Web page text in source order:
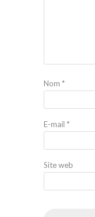
Nom *
E-mail *
Site web